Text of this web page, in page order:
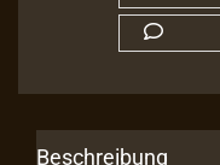
Beschreibung